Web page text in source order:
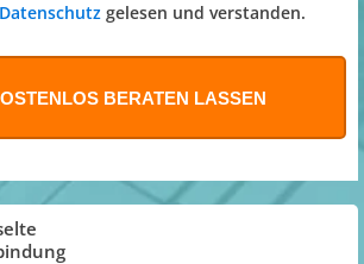
Datenschutz gelesen und verstanden.